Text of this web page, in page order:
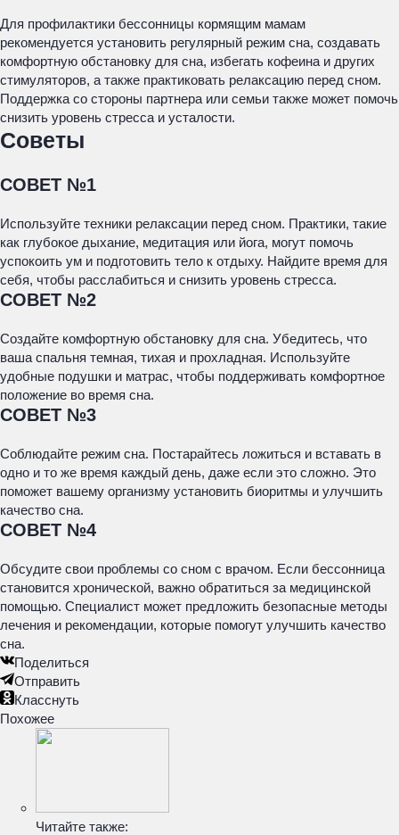
Для профилактики бессонницы кормящим мамам
рекомендуется установить регулярный режим сна, создавать
комфортную обстановку для сна, избегать кофеина и других
стимуляторов, а также практиковать релаксацию перед сном.
Поддержка со стороны партнера или семьи также может помочь
снизить уровень стресса и усталости.
Советы
СОВЕТ №1
Используйте техники релаксации перед сном. Практики, такие
как глубокое дыхание, медитация или йога, могут помочь
успокоить ум и подготовить тело к отдыху. Найдите время для
себя, чтобы расслабиться и снизить уровень стресса.
СОВЕТ №2
Создайте комфортную обстановку для сна. Убедитесь, что
ваша спальня темная, тихая и прохладная. Используйте
удобные подушки и матрас, чтобы поддерживать комфортное
положение во время сна.
СОВЕТ №3
Соблюдайте режим сна. Постарайтесь ложиться и вставать в
одно и то же время каждый день, даже если это сложно. Это
поможет вашему организму установить биоритмы и улучшить
качество сна.
СОВЕТ №4
Обсудите свои проблемы со сном с врачом. Если бессонница
становится хронической, важно обратиться за медицинской
помощью. Специалист может предложить безопасные методы
лечения и рекомендации, которые помогут улучшить качество
сна.
Поделиться
Отправить
Класснуть
Похожее
Читайте также: